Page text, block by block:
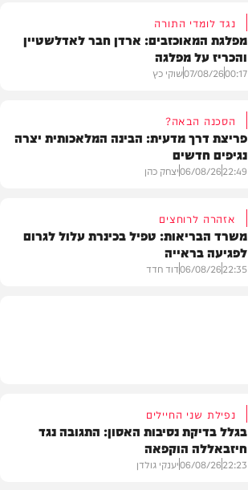
נגד לומדי התורה
מפלגת המאוכזבים: ארדן חבר לאדלשטיין
והכריז על מפלגה
00:17
07/08/26שוקי כץ
הסכנה הבאה?
פריצת דרך מדעית: הבינה המלאכותית יצרה
נגיפים חדשים
22:49
06/08/26יצחק כהן
אזהרה לרוחצים
משרד הבריאות: טפיל בכינרת עלול לגרום
לפגיעה בראייה
22:35
06/08/26דוד חדד
נפילת שני החיילים
בגלל בדיקת נסיבות האסון: התגובה נגד
חיזבאללה הוקפאה
22:23
06/08/26יענקי גולדן